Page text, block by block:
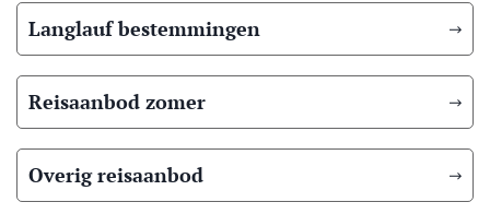
Langlauf bestemmingen
Reisaanbod zomer
Overig reisaanbod